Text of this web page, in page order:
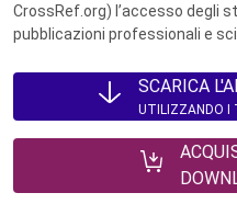
CrossRef.org) l’accesso degli
pubblicazioni professionali e
SCARICA
UTILIZZANDO I